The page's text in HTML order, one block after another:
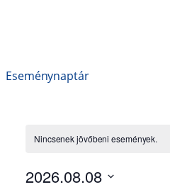
Eseménynaptár